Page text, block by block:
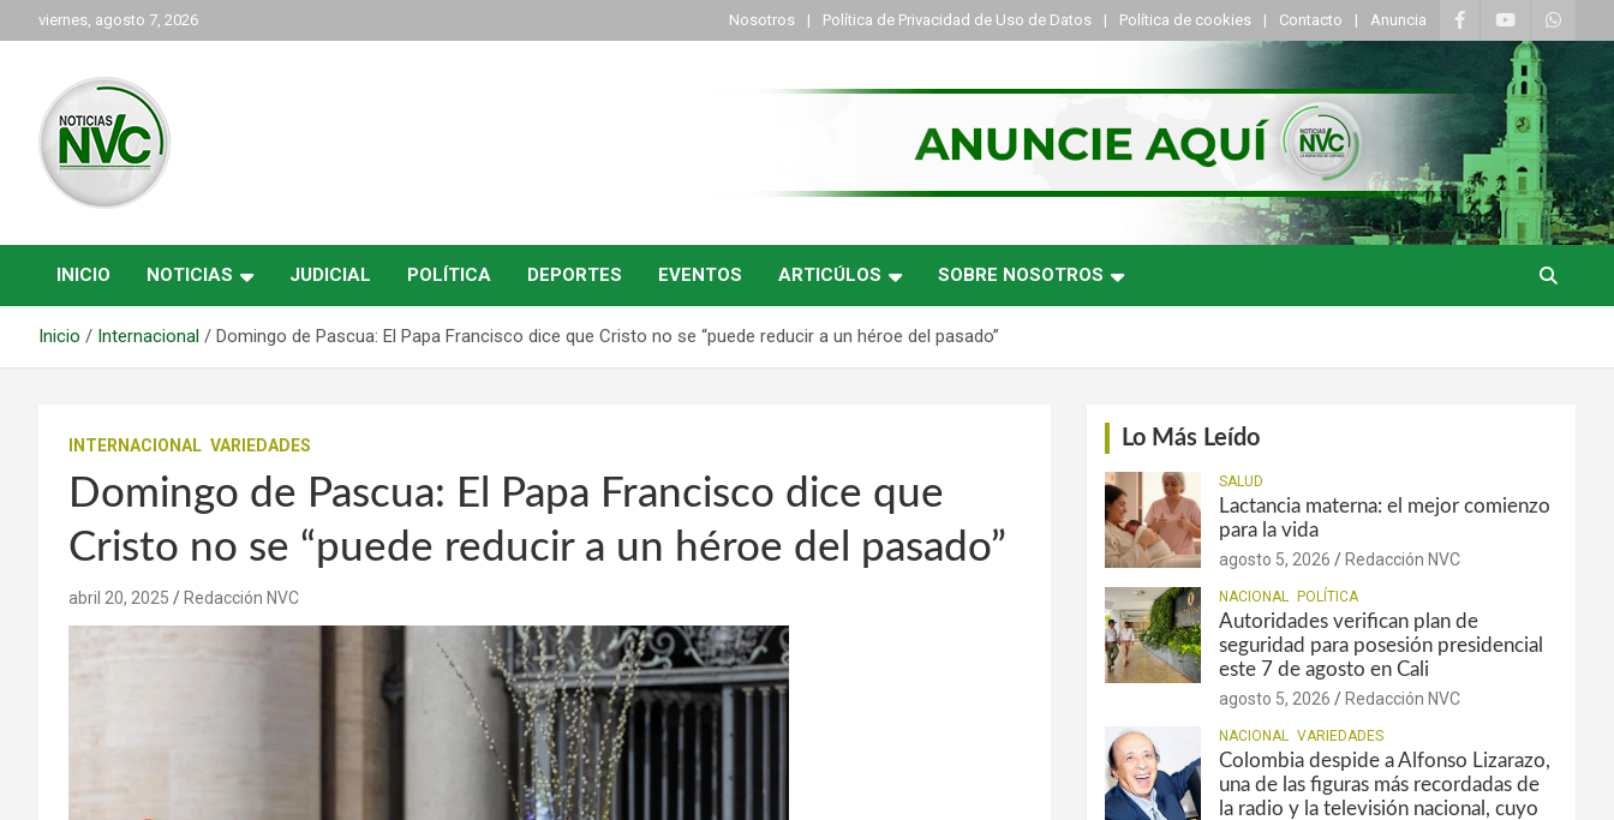
al
viernes, agosto 7, 2026 Nosotros Política de Privacidad de Uso de Datos Política de cookies Contacto Anuncia
NVC Noticias
INICIO NOTICIAS JUDICIAL POLÍTICA DEPORTES EVENTOS ARTICÚLOS SOBRE NOSOTROS
Inicio Internacional Domingo de Pascua: El Papa Francisco dice que Cristo no se “puede reducir a un héroe del pasado”
INTERNACIONAL VARIEDADES
Domingo de Pascua: El Papa Francisco dice que
Cristo no se “puede reducir a un héroe del pasado”
abril 20, 2025 Redacción NVC
Lo Más Leído
SALUD
Lactancia materna: el mejor comienzo
para la vida
agosto 5, 2026 Redacción NVC
NACIONAL POLÍTICA
Autoridades verifican plan de
seguridad para posesión presidencial
este 7 de agosto en Cali
agosto 5, 2026 Redacción NVC
NACIONAL VARIEDADES
Colombia despide a Alfonso Lizarazo,
una de las figuras más recordadas de
la radio y la televisión nacional, cuyo